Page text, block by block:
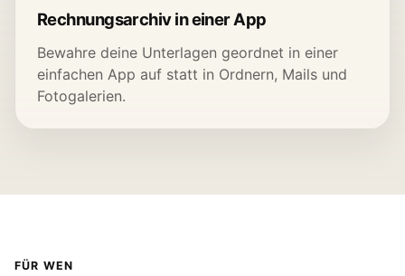
Rechnungsarchiv in einer App
Bewahre deine Unterlagen geordnet in einer
einfachen App auf statt in Ordnern, Mails und
Fotogalerien.
FÜR WEN